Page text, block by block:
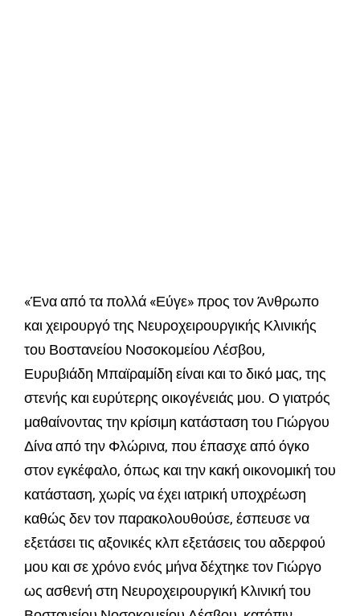
«Ένα από τα πολλά «Εύγε» προς τον Άνθρωπο
και χειρουργό της Νευροχειρουργικής Κλινικής
του Βοστανείου Νοσοκομείου Λέσβου,
Ευρυβιάδη Μπαϊραμίδη είναι και το δικό μας, της
στενής και ευρύτερης οικογένειάς μου. Ο γιατρός
μαθαίνοντας την κρίσιμη κατάσταση του Γιώργου
Δίνα από την Φλώρινα, που έπασχε από όγκο
στον εγκέφαλο, όπως και την κακή οικονομική του
κατάσταση, χωρίς να έχει ιατρική υποχρέωση
καθώς δεν τον παρακολουθούσε, έσπευσε να
εξετάσει τις αξονικές κλπ εξετάσεις του αδερφού
μου και σε χρόνο ενός μήνα δέχτηκε τον Γιώργο
ως ασθενή στη Νευροχειρουργική Κλινική του